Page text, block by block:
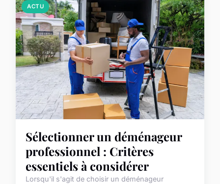
ACTU
Sélectionner un déménageur
professionnel : Critères
essentiels à considérer
Lorsqu'il s'agit de choisir un déménageur